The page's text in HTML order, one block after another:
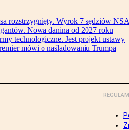
rozstrzygnięty. Wyrok 7 sędziów NSA
Nowa danina od 2027 roku
technologiczne. Jest projekt ustawy
mówi o naśladowaniu Trumpa